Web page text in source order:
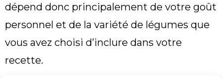
dépend donc principalement de votre goût
personnel et de la variété de légumes que
vous avez choisi d’inclure dans votre
recette.